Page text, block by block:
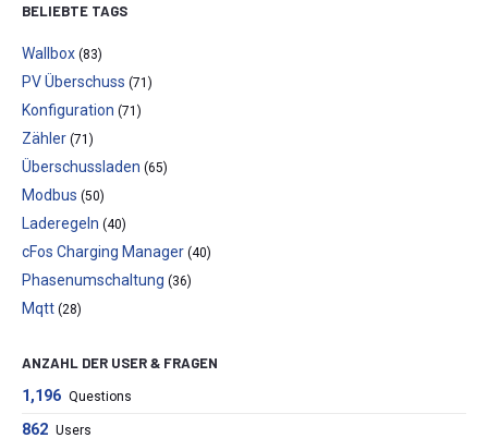
BELIEBTE TAGS
Wallbox (83)
PV Überschuss (71)
Konfiguration (71)
Zähler (71)
Überschussladen (65)
Modbus (50)
Laderegeln (40)
cFos Charging Manager (40)
Phasenumschaltung (36)
Mqtt (28)
ANZAHL DER USER & FRAGEN
1,196 Questions
862 Users